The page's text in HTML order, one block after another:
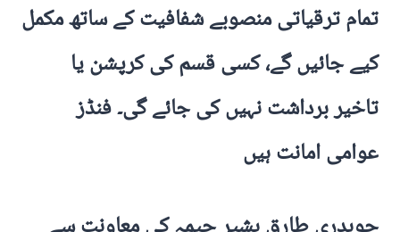
تمام ترقیاتی منصوبے شفافیت کے ساتھ مکمل
کیے جائیں گے، کسی قسم کی کرپشن یا
تاخیر برداشت نہیں کی جائے گی۔ فنڈز
عوامی امانت ہیں